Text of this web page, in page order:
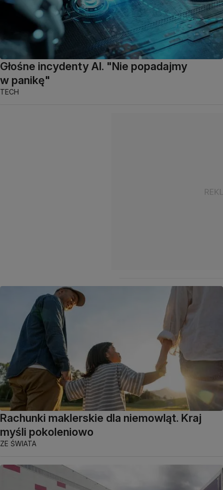
Głośne incydenty AI. "Nie popadajmy
w panikę"
TECH
Rachunki maklerskie dla niemowląt. Kraj
myśli pokoleniowo
ZE ŚWIATA